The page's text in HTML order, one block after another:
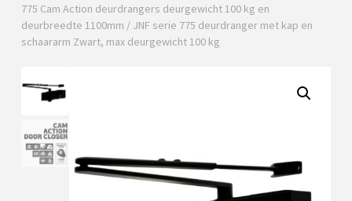
775 Cam Action deurdrangers deurgewicht 100 kg en
deurbreedte 1100mm / JNF serie 775 deurdranger met kap en
schaararm Zwart, max deurgewicht 100 kg